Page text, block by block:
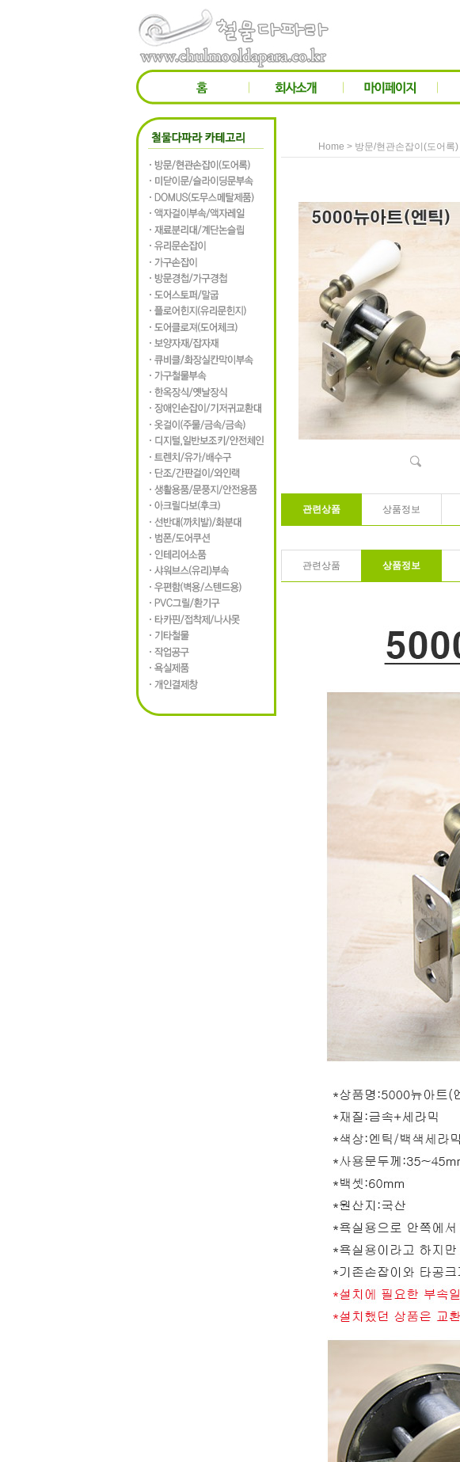
Home > 방문/현관손잡이(도어록)
관련상품 상품정보
관련상품 상품정보